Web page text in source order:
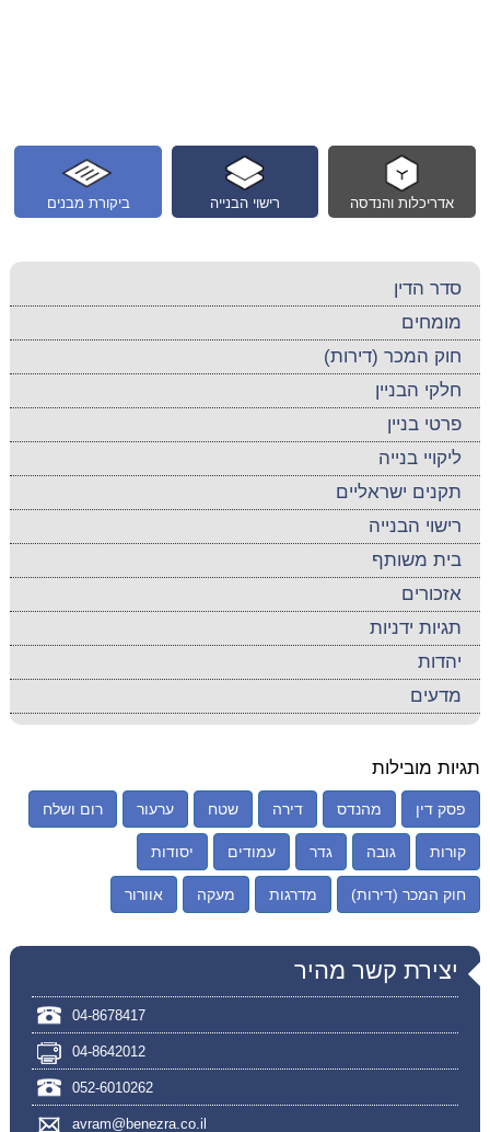
ביקורת מבנים רישוי הבנייה אדריכלות והנדסה
סדר הדין
מומחים
חוק המכר (דירות)
חלקי הבניין
פרטי בניין
ליקויי בנייה
תקנים ישראליים
רישוי הבנייה
בית משותף
אזכורים
תגיות ידניות
יהדות
מדעים
תגיות מובילות
פסק דין מהנדס דירה שטח ערעור רום ושלח
קורות גובה גדר עמודים יסודות
חוק המכר (דירות) מדרגות מעקה אוורור
יצירת קשר מהיר
04-8678417
04-8642012
052-6010262
avram@benezra.co.il